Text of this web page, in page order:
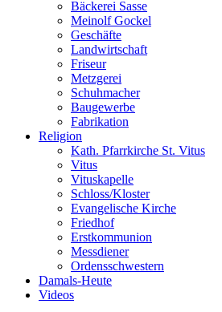
Bäckerei Sasse
Meinolf Gockel
Geschäfte
Landwirtschaft
Friseur
Metzgerei
Schuhmacher
Baugewerbe
Fabrikation
Religion
Kath. Pfarrkirche St. Vitus
Vitus
Vituskapelle
Schloss/Kloster
Evangelische Kirche
Friedhof
Erstkommunion
Messdiener
Ordensschwestern
Damals-Heute
Videos